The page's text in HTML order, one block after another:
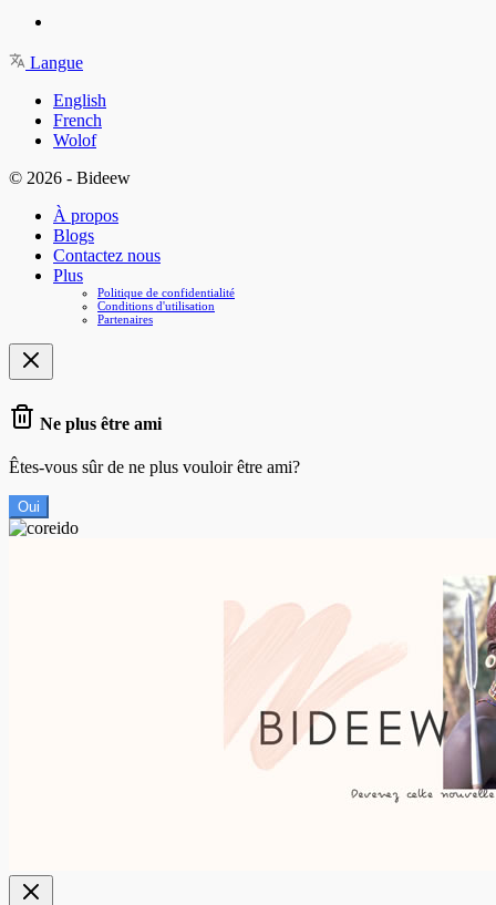
Langue
English
French
Wolof
© 2026 - Bideew
À propos
Blogs
Contactez nous
Plus
Politique de confidentialité
Conditions d'utilisation
Partenaires
Ne plus être ami
Êtes-vous sûr de ne plus vouloir être ami?
Oui